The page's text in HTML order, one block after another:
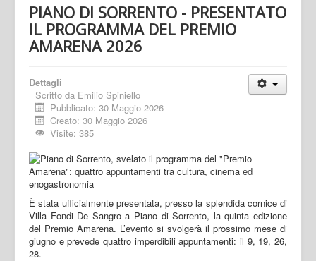
PIANO DI SORRENTO - PRESENTATO
IL PROGRAMMA DEL PREMIO
AMARENA 2026
Dettagli
Scritto da Emilio Spiniello
Pubblicato: 30 Maggio 2026
Creato: 30 Maggio 2026
Visite: 385
È stata ufficialmente presentata, presso la splendida cornice di
Villa Fondi De Sangro a Piano di Sorrento, la quinta edizione
del Premio Amarena. L’evento si svolgerà il prossimo mese di
giugno e prevede quattro imperdibili appuntamenti: il 9, 19, 26,
28.